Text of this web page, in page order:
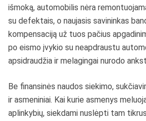
išmoką, automobilis nėra
su defektais, o naujasis savininkas
kompensaciją už tuos pačius
po eismo įvykio su neapdraustu
apsidraudžia ir melagingai nurodo
Be finansinės naudos siekimo,
ir asmeniniai. Kai kurie asmenys
aplinkybių, siekdami nuslėpti tam